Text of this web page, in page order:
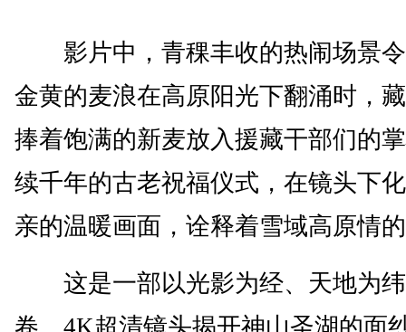
影片中，青稞丰收的热闹场景令
金黄的麦浪在高原阳光下翻涌时，
捧着饱满的新麦放入援藏干部们的
续千年的古老祝福仪式，在镜头下
亲的温暖画面，诠释着雪域高原情
这是一部以光影为经、天地为纬
卷。4K超清镜头揭开神山圣湖的面